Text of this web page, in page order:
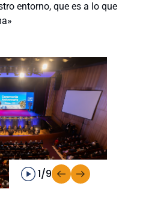
entorno, que es a lo que
1/9